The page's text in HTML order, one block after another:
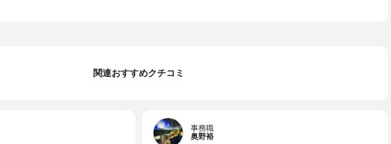
関連おすすめクチコミ
事務職
奥野裕